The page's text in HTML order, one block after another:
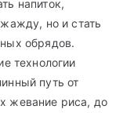
напиток,
но и стать
обрядов.
технологии
путь от
жевание риса, до